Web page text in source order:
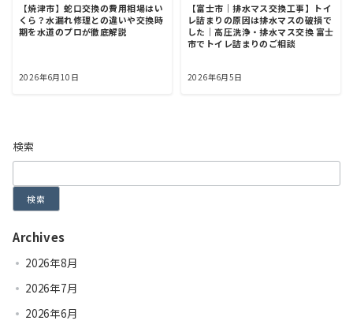
【焼津市】蛇口交換の費用相場はい
くら？水漏れ修理との違いや交換時
期を水道のプロが徹底解説
2026年6月10日
【富士市｜排水マス交換工事】トイ
レ詰まりの原因は排水マスの破損で
した｜高圧洗浄・排水マス交換 富士
市でトイレ詰まりのご相談
2026年6月5日
検索
検索
Archives
2026年8月
2026年7月
2026年6月